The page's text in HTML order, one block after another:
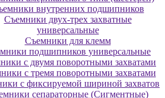
внутренних подшипников
Съемники двух-трех захватные
универсальные
Съемники для клемм
подшипников универсальные
с двумя поворотными захватами
с тремя поворотными захватами
с фиксируемой шириной захватов
сепараторные (Сигментные)